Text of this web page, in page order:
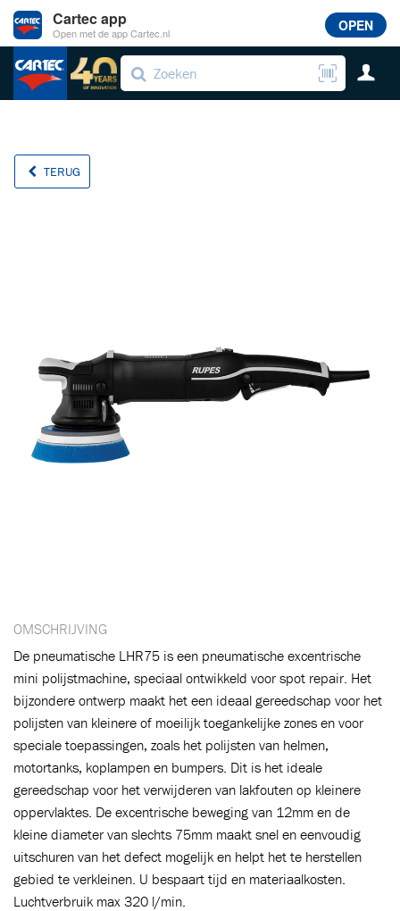
TERUG
OMSCHRIJVING
De pneumatische LHR75 is een pneumatische excentrische
mini polijstmachine, speciaal ontwikkeld voor spot repair. Het
bijzondere ontwerp maakt het een ideaal gereedschap voor het
polijsten van kleinere of moeilijk toegankelijke zones en voor
speciale toepassingen, zoals het polijsten van helmen,
motortanks, koplampen en bumpers. Dit is het ideale
gereedschap voor het verwijderen van lakfouten op kleinere
oppervlaktes. De excentrische beweging van 12mm en de
kleine diameter van slechts 75mm maakt snel en eenvoudig
uitschuren van het defect mogelijk en helpt het te herstellen
gebied te verkleinen. U bespaart tijd en materiaalkosten.
Luchtverbruik max 320 l/min.
Toegevoegd aan winkelwagen
VERDER WINKELEN Ga naar winkelwagen
Cartec app
Open met de app Cartec.nl OPEN